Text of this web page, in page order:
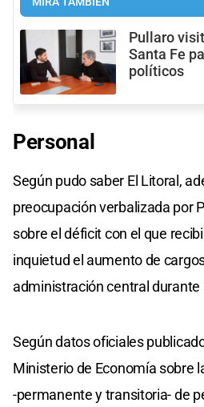
Pullaro
Santa Fe
políticos
Personal
Según pudo saber El Litoral,
preocupación verbalizada por
sobre el déficit con el que
inquietud el aumento de
administración central
Según datos oficiales
Ministerio de Economía sobre
-permanente y transitoria- de